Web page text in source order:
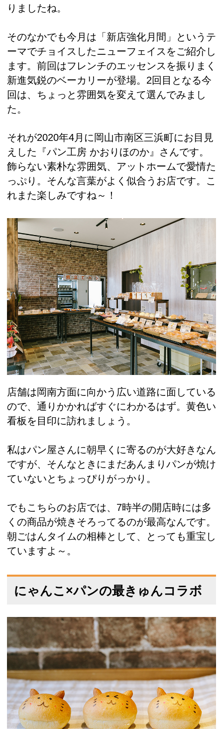
りましたね。
そのなかでも今月は「新店強化月間」というテ
ーマでチョイスしたニューフェイスをご紹介し
ます。前回はフレンチのエッセンスを振りまく
新進気鋭のベーカリーが登場。2回目となる今
回は、ちょっと雰囲気を変えて選んでみまし
た。
それが2020年4月に岡山市南区三浜町にお目見
えした『パン工房 かおりほのか』さんです。
飾らない素朴な雰囲気、アットホームで愛情た
っぷり。そんな言葉がよく似合うお店です。こ
れまた楽しみですね～！
店舗は岡南方面に向かう広い道路に面している
ので、通りかかればすぐにわかるはず。黄色い
看板を目印に訪れましょう。
私はパン屋さんに朝早くに寄るのが大好きなん
ですが、そんなときにまだあんまりパンが焼け
ていないとちょっぴりがっかり。
でもこちらのお店では、7時半の開店時には多
くの商品が焼きそろってるのが最高なんです。
朝ごはんタイムの相棒として、とっても重宝し
ていますよ～。
にゃんこ×パンの最きゅんコラボ